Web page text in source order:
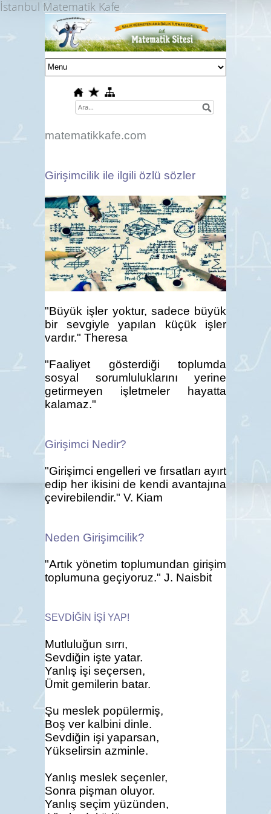
İstanbul Matematik Kafe
matematikkafe.com
Girişimcilik ile ilgili özlü sözler
"Büyük işler yoktur, sadece büyük
bir sevgiyle yapılan küçük işler
vardır." Theresa
"Faaliyet gösterdiği toplumda
sosyal sorumluluklarını yerine
getirmeyen işletmeler hayatta
kalamaz."
Girişimci Nedir?
"Girişimci engelleri ve fırsatları ayırt
edip her ikisini de kendi avantajına
çevirebilendir." V. Kiam
Neden Girişimcilik?
"Artık yönetim toplumundan girişim
toplumuna geçiyoruz." J. Naisbit
SEVDİĞİN İŞİ YAP!
Mutluluğun sırrı,
Sevdiğin işte yatar.
Yanlış işi seçersen,
Ümit gemilerin batar.
Şu meslek popülermiş,
Boş ver kalbini dinle.
Sevdiğin işi yaparsan,
Yükselirsin azminle.
Yanlış meslek seçenler,
Sonra pişman oluyor.
Yanlış seçim yüzünden,